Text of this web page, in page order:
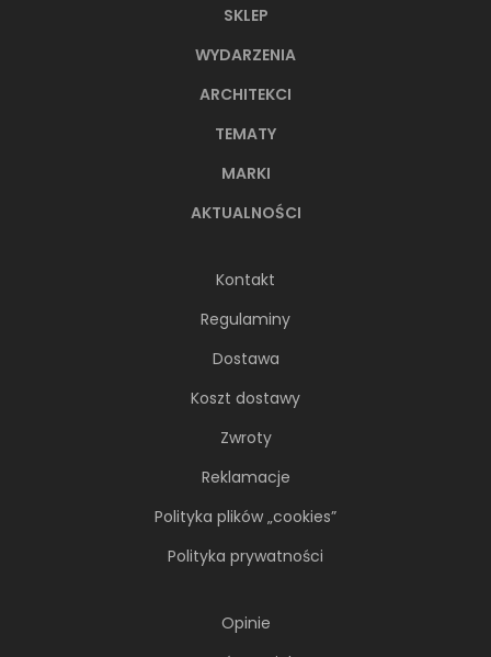
SKLEP
WYDARZENIA
ARCHITEKCI
TEMATY
MARKI
AKTUALNOŚCI
Kontakt
Regulaminy
Dostawa
Koszt dostawy
Zwroty
Reklamacje
Polityka plików „cookies”
Polityka prywatności
Opinie